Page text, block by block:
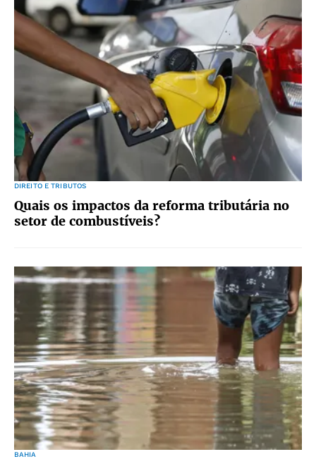
DIREITO E TRIBUTOS
Quais os impactos da reforma tributária no
setor de combustíveis?
BAHIA